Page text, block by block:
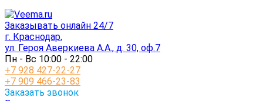
Заказывать онлайн 24/7
г. Краснодар,
ул. Героя Аверкиева А.А., д. 30, оф.7
Пн - Вс 10:00 - 22:00
+7 928 427-22-27
+7 909 466-23-83
Заказать звонок